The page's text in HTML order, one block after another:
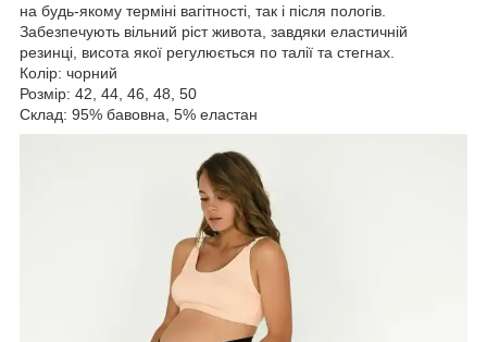
на будь-якому терміні вагітності, так і після пологів.
Забезпечують вільний ріст живота, завдяки еластичній
резинці, висота якої регулюється по талії та стегнах.
Колір: чорний
Розмір: 42, 44, 46, 48, 50
Склад: 95% бавовна, 5% еластан